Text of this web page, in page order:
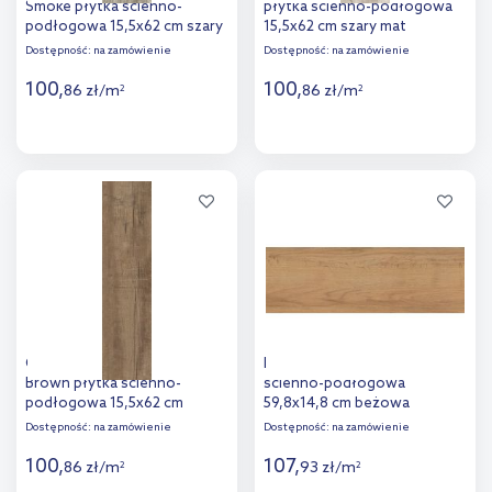
Smoke płytka ścienno-
podłogowa 15,5x62 cm szary
połysk
Dostępność: na zamówienie
100,86 zł/m2
Dodaj do
porównania
płytka ścienno-podłogowa
15,5x62 cm szary mat
Dostępność: na zamówienie
100,86 zł/m2
Ceramika Color Nebraska
Brown płytka ścienno-
podłogowa 15,5x62 cm
brązowy mat
Dostępność: na zamówienie
100,86 zł/m2
Domino Fargo Beige płytka
ścienno-podłogowa
59,8x14,8 cm beżowa
Dostępność: na zamówienie
107,93 zł/m2